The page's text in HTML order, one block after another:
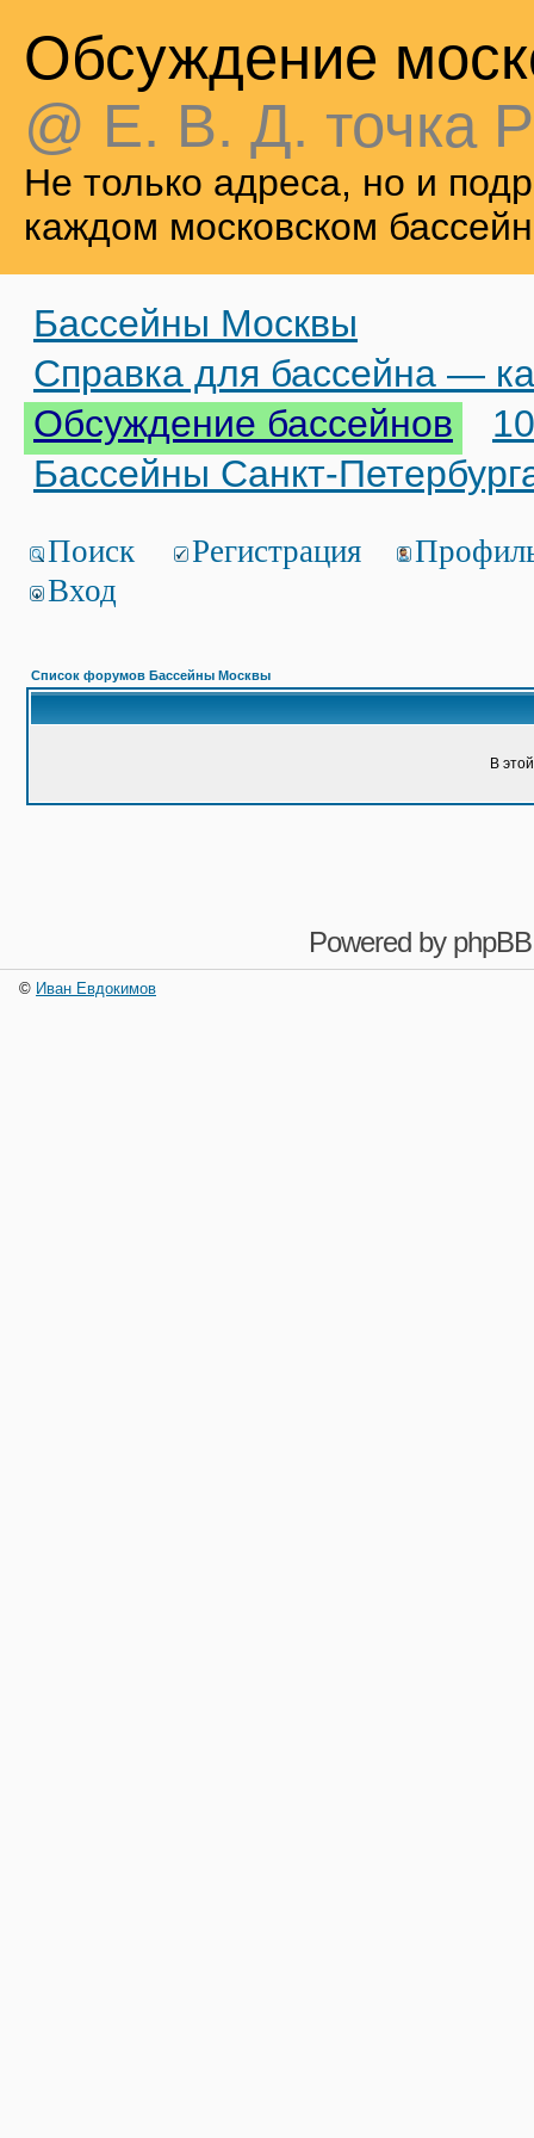
Обсуждение
@ Е. В. Д. точка
Не только адреса, но и
каждом московском
Бассейны Москвы
Справка для бассейна —
Обсуждение бассейнов
Бассейны Санкт-
Поиск Регистрация
Вход
Список форумов Бассейны Москвы
В
Powered by phpBB
© Иван Евдокимов